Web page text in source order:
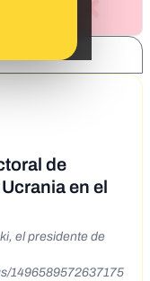
de
en el
el presidente de
1496589572637175